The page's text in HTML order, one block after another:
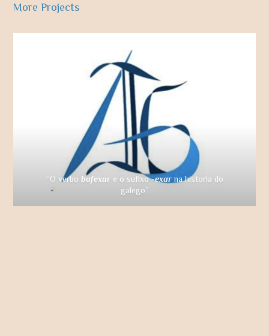
More Projects
“O verbo bafexare o sufixo-exarna historia do
galego”